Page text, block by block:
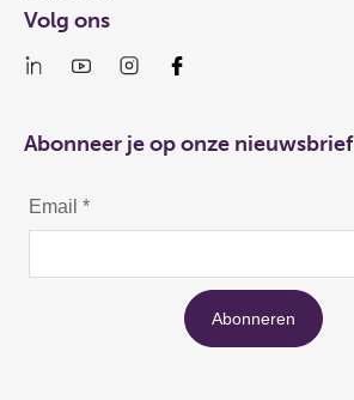
Volg ons
Abonneer je op onze nieuwsbrief